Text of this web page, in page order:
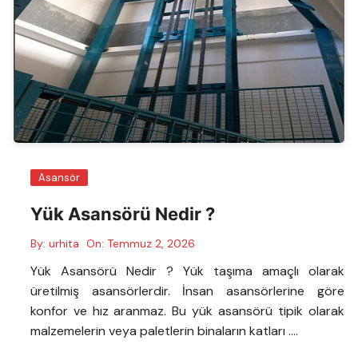
Asansör
Yük Asansörü Nedir ?
By: urhita On: Temmuz 2, 2026
Yük Asansörü Nedir ? Yük taşıma amaçlı olarak
üretilmiş asansörlerdir. İnsan asansörlerine göre
konfor ve hız aranmaz. Bu yük asansörü tipik olarak
malzemelerin veya paletlerin binaların katları ….